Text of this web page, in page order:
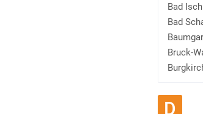
Bad Ischl
Bad
Bruck-
D